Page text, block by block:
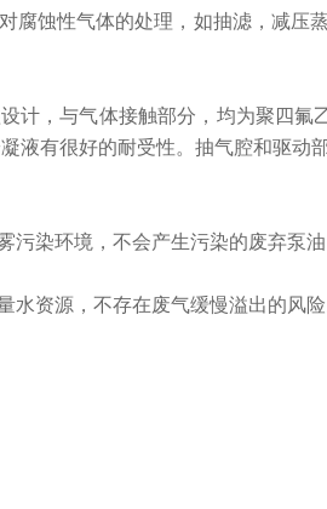
腐蚀性气体的处理，如抽滤，减压
计，与气体接触部分，均为聚四氟
液有很好的耐受性。抽气腔和驱动
染环境，不会产生污染的废弃泵
资源，不存在废气缓慢溢出的风险